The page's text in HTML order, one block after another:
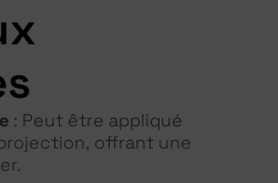
: Peut être appliqué
offrant une